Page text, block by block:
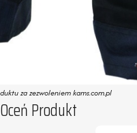
za zezwoleniem kams.com.pl
Oceń Produkt